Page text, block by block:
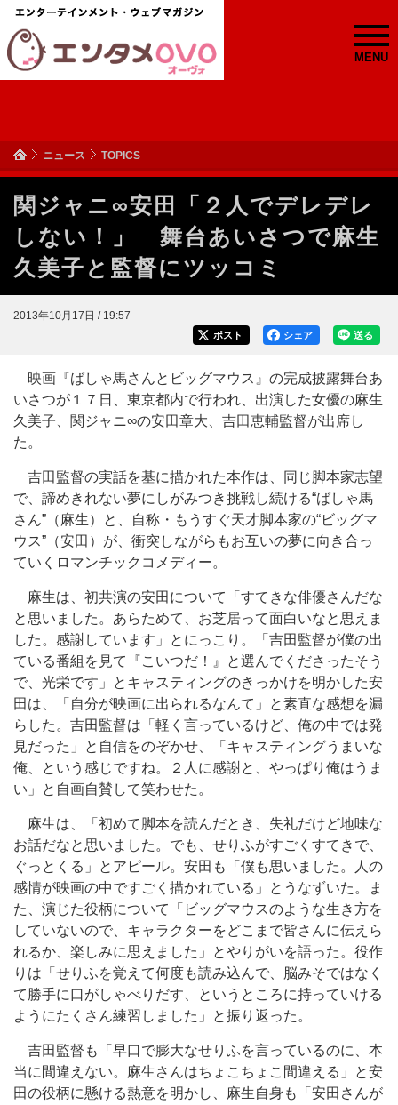
MENU
ニュース TOPICS
関ジャニ∞安田「２人でデレデレ
しない！」 舞台あいさつで麻生
久美子と監督にツッコミ
2013年10月17日 / 19:57
送る
シェア
ポスト
映画『ばしゃ馬さんとビッグマウス』の完成披露舞台あ
いさつが１７日、東京都内で行われ、出演した女優の麻生
久美子、関ジャニ∞の安田章大、吉田恵輔監督が出席し
た。
吉田監督の実話を基に描かれた本作は、同じ脚本家志望
で、諦めきれない夢にしがみつき挑戦し続ける“ばしゃ馬
さん”（麻生）と、自称・もうすぐ天才脚本家の“ビッグマ
ウス”（安田）が、衝突しながらもお互いの夢に向き合っ
ていくロマンチックコメディー。
麻生は、初共演の安田について「すてきな俳優さんだな
と思いました。あらためて、お芝居って面白いなと思えま
した。感謝しています」とにっこり。「吉田監督が僕の出
ている番組を見て『こいつだ！』と選んでくださったそう
で、光栄です」とキャスティングのきっかけを明かした安
田は、「自分が映画に出られるなんて」と素直な感想を漏
らした。吉田監督は「軽く言っているけど、俺の中では発
見だった」と自信をのぞかせ、「キャスティングうまいな
俺、という感じですね。２人に感謝と、やっぱり俺はうま
い」と自画自賛して笑わせた。
麻生は、「初めて脚本を読んだとき、失礼だけど地味な
お話だなと思いました。でも、せりふがすごくすてきで、
ぐっとくる」とアピール。安田も「僕も思いました。人の
感情が映画の中ですごく描かれている」とうなずいた。ま
た、演じた役柄について「ビッグマウスのような生き方を
していないので、キャラクターをどこまで皆さんに伝えら
れるか、楽しみに思えました」とやりがいを語った。役作
りは「せりふを覚えて何度も読み込んで、脳みそではなく
て勝手に口がしゃべりだす、というところに持っていける
ようにたくさん練習しました」と振り返った。
吉田監督も「早口で膨大なせりふを言っているのに、本
当に間違えない。麻生さんはちょこちょこ間違える」と安
田の役柄に懸ける熱意を明かし、麻生自身も「安田さんが